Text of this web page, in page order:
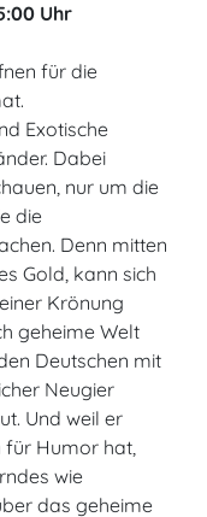
Uhr
für die
Exotische
Dabei
nur um die
die
Denn mitten
Gold, kann sich
Krönung
geheime Welt
Deutschen mit
Neugier
Und weil er
für Humor hat,
wie
das geheime